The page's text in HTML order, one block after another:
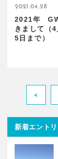
2021.04.28
2021年
きまして（
5日まで）
<
新着エント